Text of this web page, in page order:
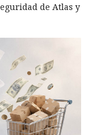
de Atlas y